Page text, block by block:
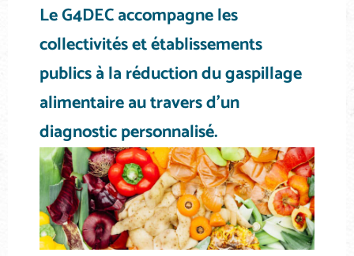
Le G4DEC accompagne les
collectivités et établissements
publics à la réduction du gaspillage
alimentaire au travers d’un
diagnostic personnalisé.